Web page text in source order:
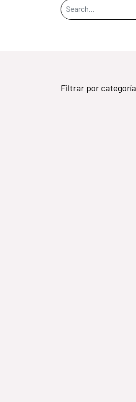
Filtrar por categoría